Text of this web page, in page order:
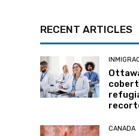
RECENT ARTICLES
CANADA